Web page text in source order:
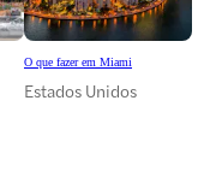
O que fazer em Miami
Estados Unidos